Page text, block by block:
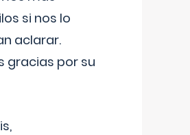
si nos lo
aclarar.
gracias por su